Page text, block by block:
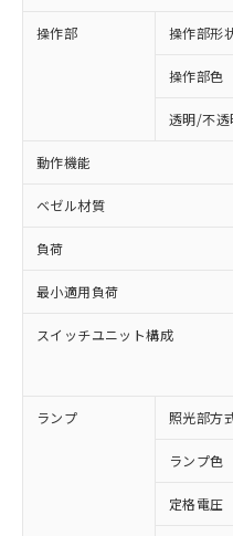
操作部 操作部形
操作部色
透明/不透
動作機能
ベゼル材質
負荷
最小適用負荷
スイッチユニット構成
ランプ 照光部方
ランプ色
定格電圧